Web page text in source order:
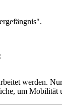
werden.
um Mobilität